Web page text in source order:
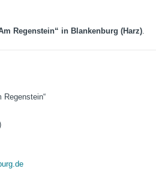
Regenstein“ in Blankenburg (Harz).
Regenstein“